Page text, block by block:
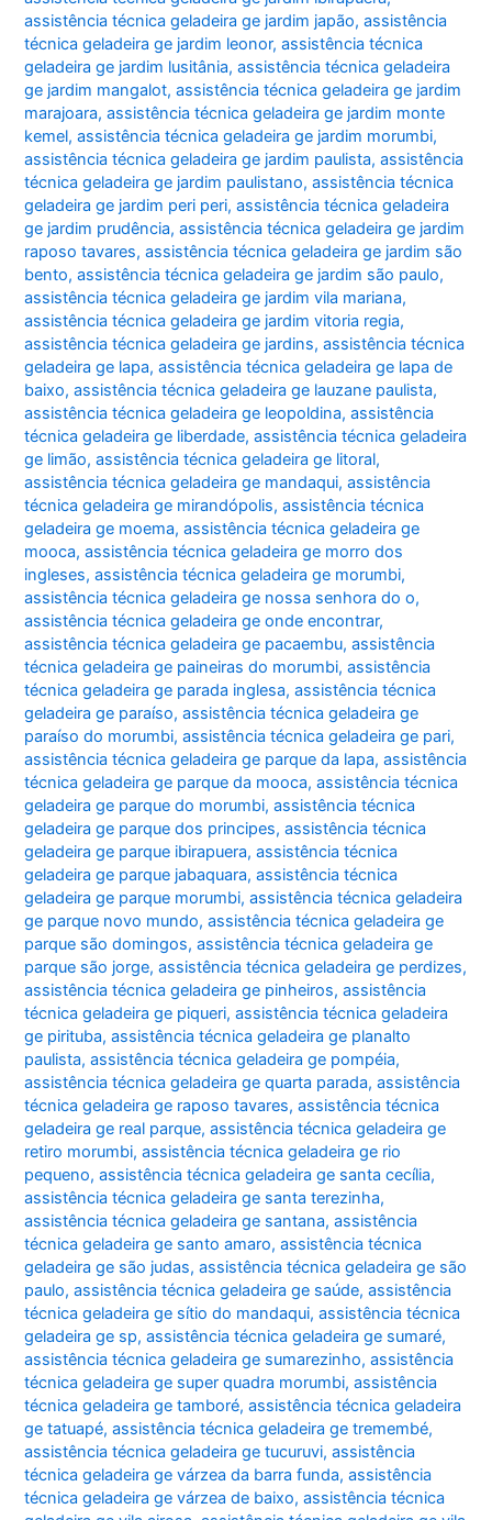
assistência técnica geladeira ge jardim japão,assistência
técnica geladeira ge jardim leonor,assistência técnica
geladeira ge jardim lusitânia,assistência técnica geladeira
ge jardim mangalot,assistência técnica geladeira ge jardim
marajoara,assistência técnica geladeira ge jardim monte
kemel,assistência técnica geladeira ge jardim morumbi,
assistência técnica geladeira ge jardim paulista,assistência
técnica geladeira ge jardim paulistano,assistência técnica
geladeira ge jardim peri peri,assistência técnica geladeira
ge jardim prudência,assistência técnica geladeira ge jardim
raposo tavares,assistência técnica geladeira ge jardim são
bento,assistência técnica geladeira ge jardim são paulo,
assistência técnica geladeira ge jardim vila mariana,
assistência técnica geladeira ge jardim vitoria regia,
assistência técnica geladeira ge jardins,assistência técnica
geladeira ge lapa,assistência técnica geladeira ge lapa de
baixo,assistência técnica geladeira ge lauzane paulista,
assistência técnica geladeira ge leopoldina,assistência
técnica geladeira ge liberdade,assistência técnica geladeira
ge limão,assistência técnica geladeira ge litoral,
assistência técnica geladeira ge mandaqui,assistência
técnica geladeira ge mirandópolis,assistência técnica
geladeira ge moema,assistência técnica geladeira ge
mooca,assistência técnica geladeira ge morro dos
ingleses,assistência técnica geladeira ge morumbi,
assistência técnica geladeira ge nossa senhora do o,
assistência técnica geladeira ge onde encontrar,
assistência técnica geladeira ge pacaembu,assistência
técnica geladeira ge paineiras do morumbi,assistência
técnica geladeira ge parada inglesa,assistência técnica
geladeira ge paraíso,assistência técnica geladeira ge
paraíso do morumbi,assistência técnica geladeira ge pari,
assistência técnica geladeira ge parque da lapa,assistência
técnica geladeira ge parque da mooca,assistência técnica
geladeira ge parque do morumbi,assistência técnica
geladeira ge parque dos principes,assistência técnica
geladeira ge parque ibirapuera,assistência técnica
geladeira ge parque jabaquara,assistência técnica
geladeira ge parque morumbi,assistência técnica geladeira
ge parque novo mundo,assistência técnica geladeira ge
parque são domingos,assistência técnica geladeira ge
parque são jorge,assistência técnica geladeira ge perdizes,
assistência técnica geladeira ge pinheiros,assistência
técnica geladeira ge piqueri,assistência técnica geladeira
ge pirituba,assistência técnica geladeira ge planalto
paulista,assistência técnica geladeira ge pompéia,
assistência técnica geladeira ge quarta parada,assistência
técnica geladeira ge raposo tavares,assistência técnica
geladeira ge real parque,assistência técnica geladeira ge
retiro morumbi,assistência técnica geladeira ge rio
pequeno,assistência técnica geladeira ge santa cecília,
assistência técnica geladeira ge santa terezinha,
assistência técnica geladeira ge santana,assistência
técnica geladeira ge santo amaro,assistência técnica
geladeira ge são judas,assistência técnica geladeira ge são
paulo,assistência técnica geladeira ge saúde,assistência
técnica geladeira ge sítio do mandaqui,assistência técnica
geladeira ge sp,assistência técnica geladeira ge sumaré,
assistência técnica geladeira ge sumarezinho,assistência
técnica geladeira ge super quadra morumbi,assistência
técnica geladeira ge tamboré,assistência técnica geladeira
ge tatuapé,assistência técnica geladeira ge tremembé,
assistência técnica geladeira ge tucuruvi,assistência
técnica geladeira ge várzea da barra funda,assistência
técnica geladeira ge várzea de baixo,assistência técnica